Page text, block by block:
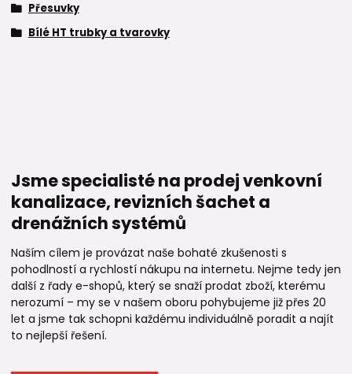
Přesuvky
Bílé HT trubky a tvarovky
Jsme specialisté na prodej venkovní
kanalizace, revizních šachet a
drenážních systémů
Naším cílem je provázat naše bohaté zkušenosti s
pohodlností a rychlostí nákupu na internetu. Nejme tedy jen
další z řady e-shopů, který se snaží prodat zboží, kterému
nerozumí – my se v našem oboru pohybujeme již přes 20
let a jsme tak schopni každému individuálně poradit a najít
to nejlepší řešení.